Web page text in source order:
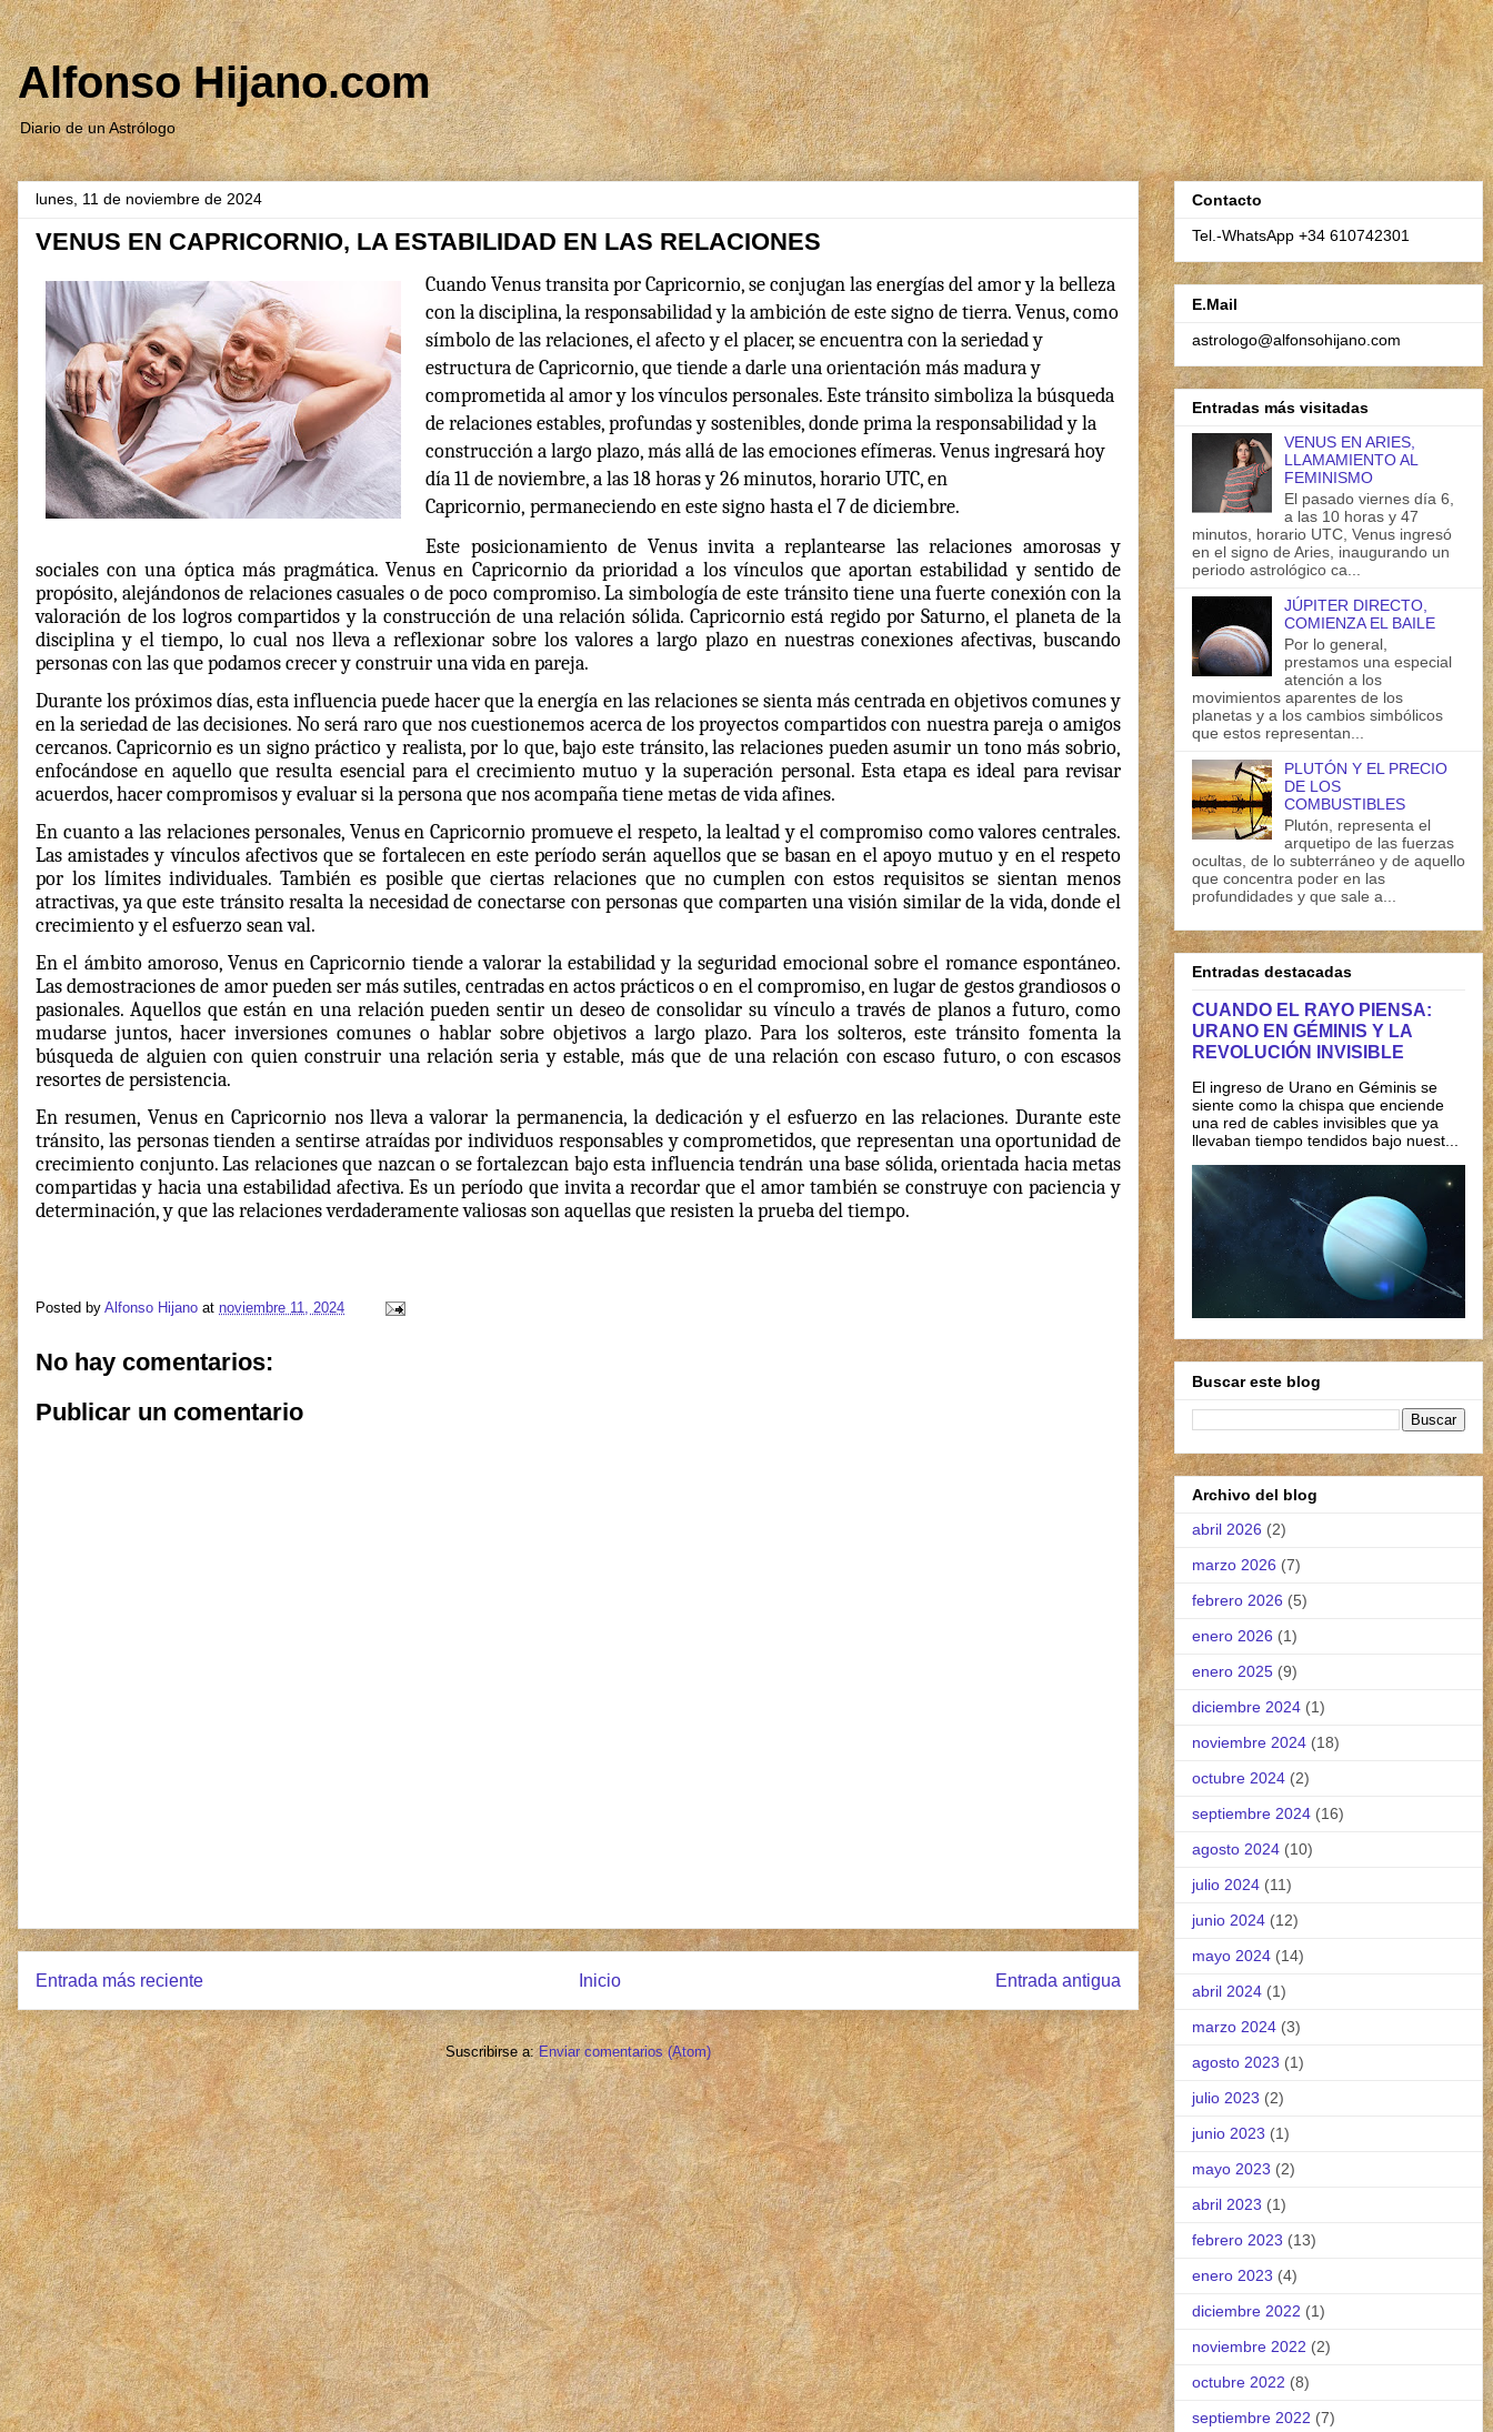
Alfonso Hijano.com
Diario de un Astrólogo
lunes, 11 de noviembre de 2024
VENUS EN CAPRICORNIO, LA ESTABILIDAD EN LAS RELACIONES
Cuando Venus transita por Capricornio, se conjugan las energías del amor y la belleza
con la disciplina, la responsabilidad y la ambición de este signo de tierra. Venus, como
símbolo de las relaciones, el afecto y el placer, se encuentra con la seriedad y
estructura de Capricornio, que tiende a darle una orientación más madura y
comprometida al amor y los vínculos personales. Este tránsito simboliza la búsqueda
de relaciones estables, profundas y sostenibles, donde prima la responsabilidad y la
construcción a largo plazo, más allá de las emociones efímeras. Venus ingresará hoy
día 11 de noviembre, a las 18 horas y 26 minutos, horario UTC, en
Capricornio, permaneciendo en este signo hasta el 7 de diciembre.
Este posicionamiento de Venus invita a replantearse las relaciones amorosas y
sociales con una óptica más pragmática. Venus en Capricornio da prioridad a los vínculos que aportan estabilidad y sentido de
propósito, alejándonos de relaciones casuales o de poco compromiso. La simbología de este tránsito tiene una fuerte conexión con la
valoración de los logros compartidos y la construcción de una relación sólida. Capricornio está regido por Saturno, el planeta de la
disciplina y el tiempo, lo cual nos lleva a reflexionar sobre los valores a largo plazo en nuestras conexiones afectivas, buscando
personas con las que podamos crecer y construir una vida en pareja.
Durante los próximos días, esta influencia puede hacer que la energía en las relaciones se sienta más centrada en objetivos comunes y
en la seriedad de las decisiones. No será raro que nos cuestionemos acerca de los proyectos compartidos con nuestra pareja o amigos
cercanos. Capricornio es un signo práctico y realista, por lo que, bajo este tránsito, las relaciones pueden asumir un tono más sobrio,
enfocándose en aquello que resulta esencial para el crecimiento mutuo y la superación personal. Esta etapa es ideal para revisar
acuerdos, hacer compromisos y evaluar si la persona que nos acompaña tiene metas de vida afines.
En cuanto a las relaciones personales, Venus en Capricornio promueve el respeto, la lealtad y el compromiso como valores centrales.
Las amistades y vínculos afectivos que se fortalecen en este período serán aquellos que se basan en el apoyo mutuo y en el respeto
por los límites individuales. También es posible que ciertas relaciones que no cumplen con estos requisitos se sientan menos
atractivas, ya que este tránsito resalta la necesidad de conectarse con personas que comparten una visión similar de la vida, donde el
crecimiento y el esfuerzo sean val.
En el ámbito amoroso, Venus en Capricornio tiende a valorar la estabilidad y la seguridad emocional sobre el romance espontáneo.
Las demostraciones de amor pueden ser más sutiles, centradas en actos prácticos o en el compromiso, en lugar de gestos grandiosos o
pasionales. Aquellos que están en una relación pueden sentir un deseo de consolidar su vínculo a través de planos a futuro, como
mudarse juntos, hacer inversiones comunes o hablar sobre objetivos a largo plazo. Para los solteros, este tránsito fomenta la
búsqueda de alguien con quien construir una relación seria y estable, más que de una relación con escaso futuro, o con escasos
resortes de persistencia.
En resumen, Venus en Capricornio nos lleva a valorar la permanencia, la dedicación y el esfuerzo en las relaciones. Durante este
tránsito, las personas tienden a sentirse atraídas por individuos responsables y comprometidos, que representan una oportunidad de
crecimiento conjunto. Las relaciones que nazcan o se fortalezcan bajo esta influencia tendrán una base sólida, orientada hacia metas
compartidas y hacia una estabilidad afectiva. Es un período que invita a recordar que el amor también se construye con paciencia y
determinación, y que las relaciones verdaderamente valiosas son aquellas que resisten la prueba del tiempo.
Posted by Alfonso Hijano at noviembre 11, 2024
No hay comentarios:
Publicar un comentario
Entrada más reciente Entrada antigua
Inicio
Suscribirse a:Enviar comentarios (Atom)
Contacto
Tel.-WhatsApp +34 610742301
E.Mail
astrologo@alfonsohijano.com
Entradas más visitadas
VENUS EN ARIES,
LLAMAMIENTO AL
FEMINISMO
El pasado viernes día 6,
a las 10 horas y 47
minutos, horario UTC, Venus ingresó
en el signo de Aries, inaugurando un
periodo astrológico ca...
JÚPITER DIRECTO,
COMIENZA EL BAILE
Por lo general,
prestamos una especial
atención a los
movimientos aparentes de los
planetas y a los cambios simbólicos
que estos representan...
PLUTÓN Y EL PRECIO
DE LOS
COMBUSTIBLES
Plutón, representa el
arquetipo de las fuerzas
ocultas, de lo subterráneo y de aquello
que concentra poder en las
profundidades y que sale a...
Entradas destacadas
CUANDO EL RAYO PIENSA:
URANO EN GÉMINIS Y LA
REVOLUCIÓN INVISIBLE
El ingreso de Urano en Géminis se
siente como la chispa que enciende
una red de cables invisibles que ya
llevaban tiempo tendidos bajo nuest...
Buscar este blog
Archivo del blog
abril 2026 (2)
marzo 2026 (7)
febrero 2026 (5)
enero 2026 (1)
enero 2025 (9)
diciembre 2024 (1)
noviembre 2024 (18)
octubre 2024 (2)
septiembre 2024 (16)
agosto 2024 (10)
julio 2024 (11)
junio 2024 (12)
mayo 2024 (14)
abril 2024 (1)
marzo 2024 (3)
agosto 2023 (1)
julio 2023 (2)
junio 2023 (1)
mayo 2023 (2)
abril 2023 (1)
febrero 2023 (13)
enero 2023 (4)
diciembre 2022 (1)
noviembre 2022 (2)
octubre 2022 (8)
septiembre 2022 (7)